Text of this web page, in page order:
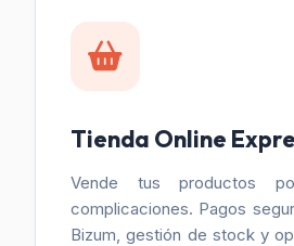
Tienda Online
Vende tus productos
complicaciones. Pagos
Bizum, gestión de stock y